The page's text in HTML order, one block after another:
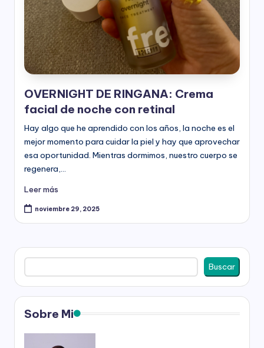
e
s
-
P
a
r
t
n
e
r
R
n
g
a
n
a
OVERNIGHT DE RINGANA: Crema
facial de noche con retinal
Hay algo que he aprendido con los años, la noche es el
mejor momento para cuidar la piel y hay que aprovechar
esa oportunidad. Mientras dormimos, nuestro cuerpo se
regenera,…
Leer más
noviembre 29, 2025
Buscar
Buscar
Sobre Mi